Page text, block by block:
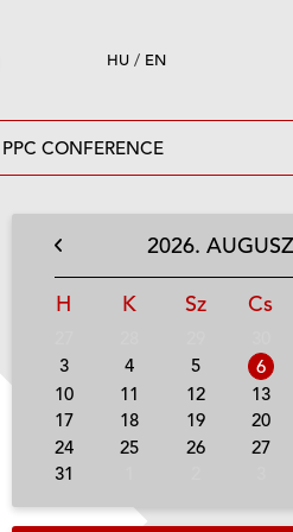
HU / EN
PPC CONFERENCE
2026.
H K Sz Cs
3
4 5 6
10
11 12 13
17
18 19 20
24
25 26 27
31